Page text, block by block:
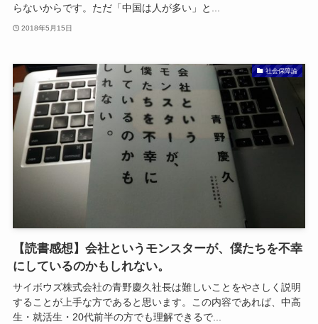
らないからです。ただ「中国は人が多い」と...
2018年5月15日
社会保障論
【読書感想】会社というモンスターが、僕たちを不幸
にしているのかもしれない。
サイボウズ株式会社の青野慶久社長は難しいことをやさしく説明
することが上手な方であると思います。この内容であれば、中高
生・就活生・20代前半の方でも理解できるで...